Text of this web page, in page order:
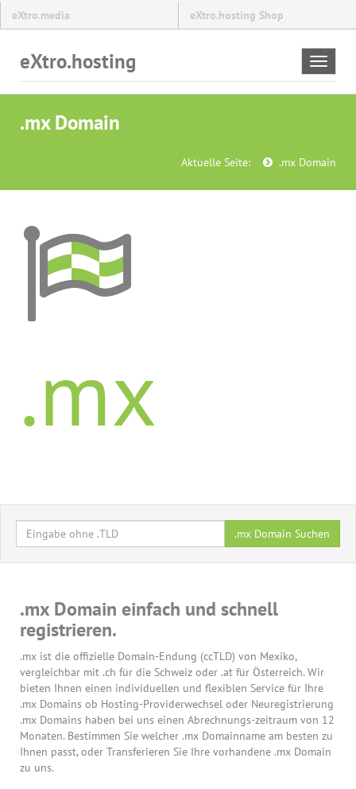
eXtro.media eXtro.hosting Shop
Toggle
eXtro.hosting
.mx Domain
Aktuelle Seite: .mx Domain
.mx
.mx Domain Suchen
.mx Domain einfach und schnell
registrieren.
.mx ist die offizielle Domain-Endung (ccTLD) von Mexiko,
vergleichbar mit .ch für die Schweiz oder .at für Österreich. Wir
bieten Ihnen einen individuellen und flexiblen Service für Ihre
.mx Domains ob Hosting-Providerwechsel oder Neuregistrierung
.mx Domains haben bei uns einen Abrechnungs-zeitraum von 12
Monaten. Bestimmen Sie welcher .mx Domainname am besten zu
Ihnen passt, oder Transferieren Sie Ihre vorhandene .mx Domain
zu uns.